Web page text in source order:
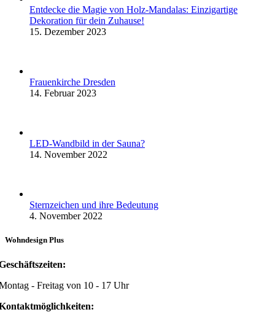
Entdecke die Magie von Holz-Mandalas: Einzigartige
Dekoration für dein Zuhause!
15. Dezember 2023
Frauenkirche Dresden
14. Februar 2023
LED-Wandbild in der Sauna?
14. November 2022
Sternzeichen und ihre Bedeutung
4. November 2022
Wohndesign Plus
- Freitag von 10 - 17 Uhr